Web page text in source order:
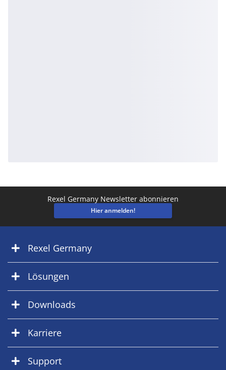
Rexel Germany Newsletter abonnieren
Hier anmelden!
Rexel Germany
Lösungen
Downloads
Karriere
Support